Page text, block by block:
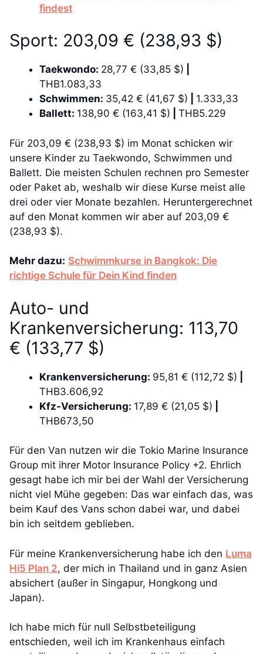
findest
Sport: 203,09 € (238,93 $)
Taekwondo: 28,77 € (33,85 $)
THB1.083,33
Schwimmen: 35,42 € (41,67 $)
1.333,33
Ballett: 138,90 € (163,41 $) THB5.229
Für 203,09 € (238,93 $) im Monat schicken wir
unsere Kinder zu Taekwondo, Schwimmen und
Ballett. Die meisten Schulen rechnen pro Semester
oder Paket ab, weshalb wir diese Kurse meist alle
drei oder vier Monate bezahlen. Heruntergerechnet
auf den Monat kommen wir aber auf 203,09 €
(238,93 $).
Mehr dazu: Schwimmkurse in Bangkok: Die
richtige Schule für Dein Kind finden
Auto- und
Krankenversicherung: 113,70
€ (133,77 $)
Krankenversicherung: 95,81 € (112,72 $)
THB3.606,92
Kfz-Versicherung: 17,89 € (21,05 $)
THB673,50
Für den Van nutzen wir die Tokio Marine Insurance
Group mit ihrer Motor Insurance Policy +2. Ehrlich
gesagt habe ich mir bei der Wahl der Versicherung
nicht viel Mühe gegeben: Das war einfach das, was
beim Kauf des Vans schon dabei war, und dabei
bin ich seitdem geblieben.
Für meine Krankenversicherung habe ich den Luma
Hi5 Plan 2, der mich in Thailand und in ganz Asien
absichert (außer in Singapur, Hongkong und
Japan).
Ich habe mich für null Selbstbeteiligung
entschieden, weil ich im Krankenhaus einfach